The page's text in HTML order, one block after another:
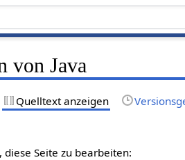
von Java
Quelltext anzeigen
Seite zu bearbeiten: